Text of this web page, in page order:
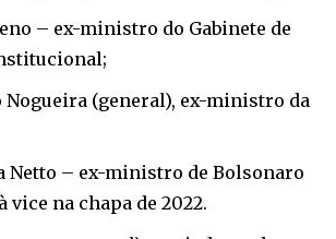
– ex-ministro do Gabinete de
Nogueira (general), ex-ministro da
Netto – ex-ministro de Bolsonaro
vice na chapa de 2022.